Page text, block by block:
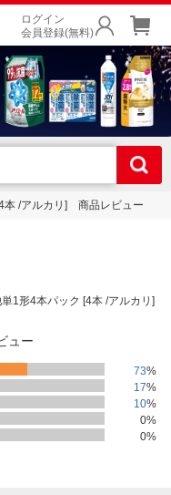
ログイン
会員登録(無料)
本 /アルカリ] 商品レビュー
1形4本パック [4本 /アルカリ]
ュー
73%
17%
10%
0%
0%